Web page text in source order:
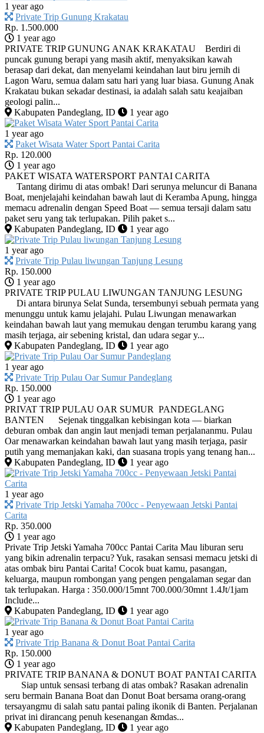
1 year ago
Private Trip Gunung Krakatau
Rp. 1.500.000
1 year ago
PRIVATE TRIP GUNUNG ANAK KRAKATAU Berdiri di
puncak gunung berapi yang masih aktif, menyaksikan kawah
berasap dari dekat, dan menyelami keindahan laut biru jernih di
Lagon Waru, semua dalam satu hari yang luar biasa. Gunung Anak
Krakatau bukan sekadar destinasi, ia adalah salah satu keajaiban
geologi palin...
Kabupaten Pandeglang, ID
1 year ago
1 year ago
Paket Wisata Water Sport Pantai Carita
Rp. 120.000
1 year ago
PAKET WISATA WATERSPORT PANTAI CARITA
Tantang dirimu di atas ombak! Dari serunya meluncur di Banana
Boat, menjelajahi keindahan bawah laut di Keramba Apung, hingga
memacu adrenalin dengan Speed Boat — semua tersaji dalam satu
paket seru yang tak terlupakan. Pilih paket s...
Kabupaten Pandeglang, ID
1 year ago
1 year ago
Private Trip Pulau liwungan Tanjung Lesung
Rp. 150.000
1 year ago
PRIVATE TRIP PULAU LIWUNGAN TANJUNG LESUNG
Di antara birunya Selat Sunda, tersembunyi sebuah permata yang
menunggu untuk kamu jelajahi. Pulau Liwungan menawarkan
keindahan bawah laut yang memukau dengan terumbu karang yang
masih terjaga, air sebening kristal, dan udara segar y...
Kabupaten Pandeglang, ID
1 year ago
1 year ago
Private Trip Pulau Oar Sumur Pandeglang
Rp. 150.000
1 year ago
PRIVAT TRIP PULAU OAR SUMUR PANDEGLANG
BANTEN Sejenak tinggalkan kebisingan kota — biarkan
deburan ombak dan angin laut menjadi teman perjalananmu. Pulau
Oar menawarkan keindahan bawah laut yang masih terjaga, pasir
putih yang memanjakan kaki, dan suasana tropis yang tenang han...
Kabupaten Pandeglang, ID
1 year ago
1 year ago
Private Trip Jetski Yamaha 700cc - Penyewaan Jetski Pantai
Carita
Rp. 350.000
1 year ago
Private Trip Jetski Yamaha 700cc Pantai Carita Mau liburan seru
yang bikin adrenalin terpacu? Yuk, rasakan sensasi memacu jetski di
atas ombak biru Pantai Carita! Cocok buat kamu, pasangan,
keluarga, maupun rombongan yang pengen pengalaman segar dan
tak terlupakan. Harga : 350.000/15mnt 700.000/30mnt 1.4Jt/1jam
Include...
Kabupaten Pandeglang, ID
1 year ago
1 year ago
Private Trip Banana & Donut Boat Pantai Carita
Rp. 150.000
1 year ago
PRIVATE TRIP BANANA & DONUT BOAT PANTAI CARITA
Siap untuk sensasi terbang di atas ombak? Rasakan adrenalin
seru bermain Banana Boat dan Donut Boat bersama orang-orang
tersayangmu di salah satu pantai paling ikonik di Banten. Perjalanan
privat ini dirancang penuh kesenangan &mdas...
Kabupaten Pandeglang, ID
1 year ago